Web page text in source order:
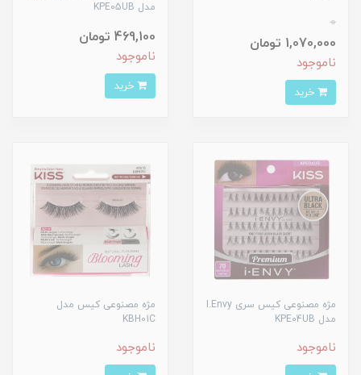
0
1,070,000 تومان
ناموجود
مدل KPE05UB
469,100 تومان
ناموجود
مژه مصنوعی کیس سری I.Envy
مدل KPE04UB
ناموجود
مژه مصنوعی کیس مدل
KBH01C
ناموجود